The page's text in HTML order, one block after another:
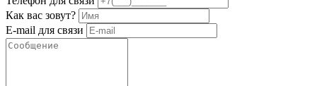
Как вас зовут?
E-mail для связи